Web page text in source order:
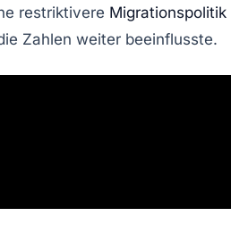
restriktivere Migrationspolitik
Zahlen weiter beeinflusste.